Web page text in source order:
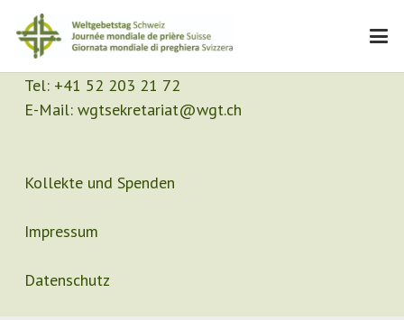
Kontakt
Sekretariat
Tel: +41 52 203 21 72
E-Mail: wgtsekretariat@wgt.ch
Kollekte und Spenden
Impressum
Datenschutz